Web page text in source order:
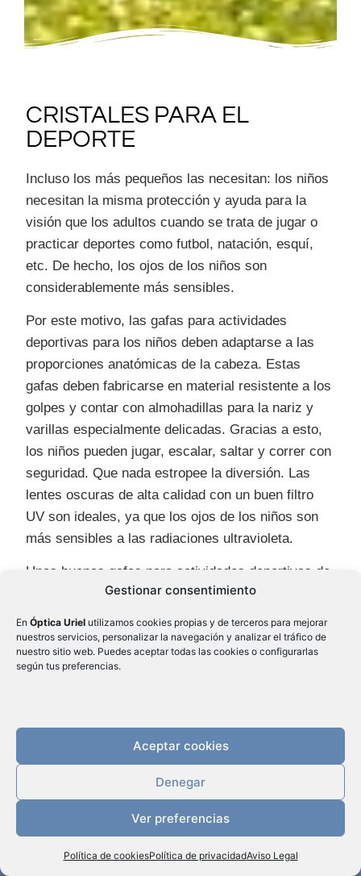
Gestionar consentimiento
En Óptica Uriel utilizamos cookies propias y de terceros para mejorar
nuestros servicios, personalizar la navegación y analizar el tráfico de
nuestro sitio web. Puedes aceptar todas las cookies o configurarlas
según tus preferencias.
Aceptar cookies
Denegar
Ver preferencias
Política de cookiesPolítica de privacidadAviso Legal
CRISTALES PARA EL
DEPORTE
Incluso los más pequeños las necesitan: los niños
necesitan la misma protección y ayuda para la
visión que los adultos cuando se trata de jugar o
practicar deportes como futbol, natación, esquí,
etc. De hecho, los ojos de los niños son
considerablemente más sensibles.
Por este motivo, las gafas para actividades
deportivas para los niños deben adaptarse a las
proporciones anatómicas de la cabeza. Estas
gafas deben fabricarse en material resistente a los
golpes y contar con almohadillas para la nariz y
varillas especialmente delicadas. Gracias a esto,
los niños pueden jugar, escalar, saltar y correr con
seguridad. Que nada estropee la diversión. Las
lentes oscuras de alta calidad con un buen filtro
UV son ideales, ya que los ojos de los niños son
más sensibles a las radiaciones ultravioleta.
Unas buenas gafas para actividades deportivas de
su hijo deben reunir las siguientes características:
Comodidad y seguridad.
Varillas y terminales aptas para el deporte.
Las varillas que se ciñen a lo largo de la oreja
ciclismo o el patinaje, ya que se ajustan más
fácilmente debajo del casco.
Un puente nasal suave.
Una cinta elástica por detrás de la cabeza
Las gafas de diadema disponen de un parche
PEDIR CITA
LOCALÍZANOS